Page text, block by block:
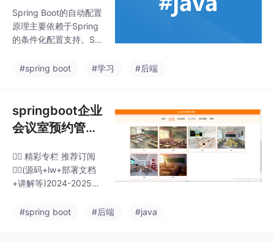
表生成等高级功能。AI
通过自然语言处理技术
降低使用门槛，使非技
术人员也能完成复杂任
和质量控制。未来办公
隐私保护。职场人士需
持续学习AI技能，建立&
Spring Boot的自动配置
原理主要依赖于Spring
的条件化配置支持。Sp
根据项目的依赖和类路
并自动进行配置。编码
简化：Spring Boot采用
JavaConfig的方式对S
了大量的注解（如@Co
nfiguration、@Bean
等），极大地简化了编
目的具
#spring boot #学习 #后端
springboot企业
会议室预约管理
文档+讲解等)
👇🏻 精彩专栏 推荐订阅
👇🏻(源码+lw+部署文档
+讲解等)2024-2025年
毕业设计选题大全：10
#spring boot #后端 #java